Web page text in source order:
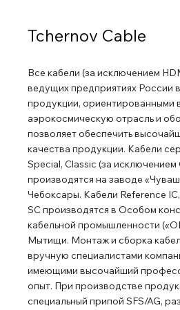
Tchernov Cable
Все кабели (за исключением
ведущих предприятиях России
продукции, ориентированными
аэрокосмическую отрасль и
позволяет обеспечить
качества продукции. Кабели
Special, Classic (за исключением
производятся на заводе
Чебоксары. Кабели Reference
SC производятся в Особом
кабельной промышленности
Мытищи. Монтаж и сборка
вручную специалистами
имеющими высочайший
опыт. При производстве
специальный припой SFS/AG,